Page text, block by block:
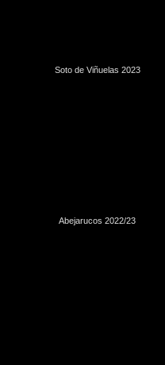
Soto de Viñuelas 2023
Abejarucos 2022/23